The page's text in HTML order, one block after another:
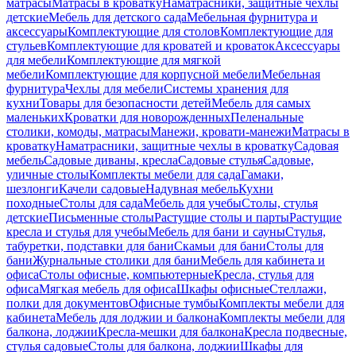
матрасыМатрасы в кроваткуНаматрасники, защитные чехлы
детскиеМебель для детского садаМебельная фурнитура и
аксессуарыКомплектующие для столовКомплектующие для
стульевКомплектующие для кроватей и кроватокАксессуары
для мебелиКомплектующие для мягкой
мебелиКомплектующие для корпусной мебелиМебельная
фурнитураЧехлы для мебелиСистемы хранения для
кухниТовары для безопасности детейМебель для самых
маленькихКроватки для новорожденныхПеленальные
столики, комоды, матрасыМанежи, кровати-манежиМатрасы в
кроваткуНаматрасники, защитные чехлы в кроваткуСадовая
мебельСадовые диваны, креслаСадовые стульяСадовые,
уличные столыКомплекты мебели для садаГамаки,
шезлонгиКачели садовыеНадувная мебельКухни
походныеСтолы для садаМебель для учебыСтолы, стулья
детскиеПисьменные столыРастущие столы и партыРастущие
кресла и стулья для учебыМебель для бани и сауныСтулья,
табуретки, подставки для баниСкамьи для баниСтолы для
баниЖурнальные столики для баниМебель для кабинета и
офисаСтолы офисные, компьютерныеКресла, стулья для
офисаМягкая мебель для офисаШкафы офисныеСтеллажи,
полки для документовОфисные тумбыКомплекты мебели для
кабинетаМебель для лоджии и балконаКомплекты мебели для
балкона, лоджииКресла-мешки для балконаКресла подвесные,
стулья садовыеСтолы для балкона, лоджииШкафы для